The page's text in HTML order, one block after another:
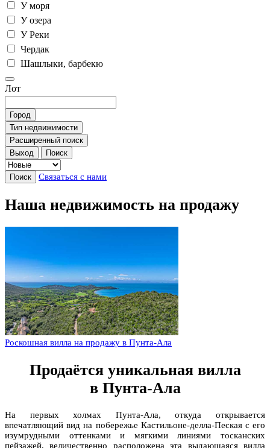
У моря
У озера
У Реки
Чердак
Шашлыки, барбекю
Лот
Город
Тип недвижимости
Расширенный поиск
Выход
Поиск
Поиск Связаться с нами
Наша недвижимость на продажу
Роскошная вилла на продажу в Пунта-Ала
Продаётся уникальная вилла
в Пунта-Ала
На первых холмах Пунта-Ала, откуда открывается
впечатляющий вид на побережье Кастильоне-делла-Пеская с его
изумрудными оттенками и мягкими линиями тосканских
пейзажей, величественно расположена эта выдающаяся вилла